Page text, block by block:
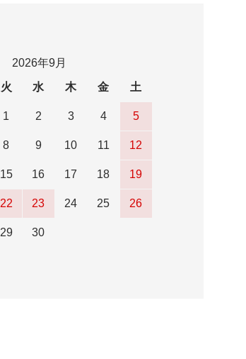
2026年9月
火 水 木 金 土
1 2 3 4 5
8 9 10 11 12
15 16 17 18 19
22 23 24 25 26
29 30